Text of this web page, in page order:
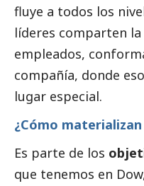
fluye a todos los
líderes comparten
empleados,
compañía, donde
lugar especial.
¿Cómo
Es parte de los
que tenemos en